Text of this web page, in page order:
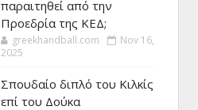
παραιτηθεί από την
Προεδρία της ΚΕΔ;
greekhandball.com
Nov 16,
2025
Σπουδαίο διπλό του Κιλκίς
επί του Δούκα